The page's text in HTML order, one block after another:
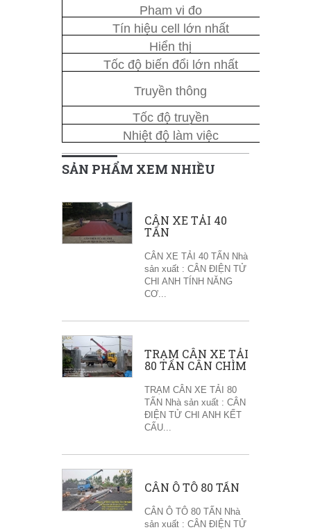
Pham vi đo
Tín hiệu cell lớn nhất
Hiển thị
Tốc độ biến đổi lớn nhất
Truyền thông
Tốc độ truyền
Nhiệt độ làm việc
SẢN PHẨM XEM NHIỀU
CÂN XE TẢI 40
TẤN
CÂN XE TẢI 40 TẤN Nhà
sản xuất : CÂN ĐIỆN TỬ
CHI ANH TÍNH NĂNG
CƠ...
TRẠM CÂN XE TẢI
80 TẤN CÂN CHÌM
TRẠM CÂN XE TẢI 80
TẤN Nhà sản xuất : CÂN
ĐIỆN TỬ CHI ANH KẾT
CẤU...
CÂN Ô TÔ 80 TẤN
CÂN Ô TÔ 80 TẤN Nhà
sản xuất : CÂN ĐIỆN TỬ